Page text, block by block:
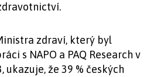
zdraví, který byl
s NAPO a PAQ Research v
ukazuje, že 39 % českých